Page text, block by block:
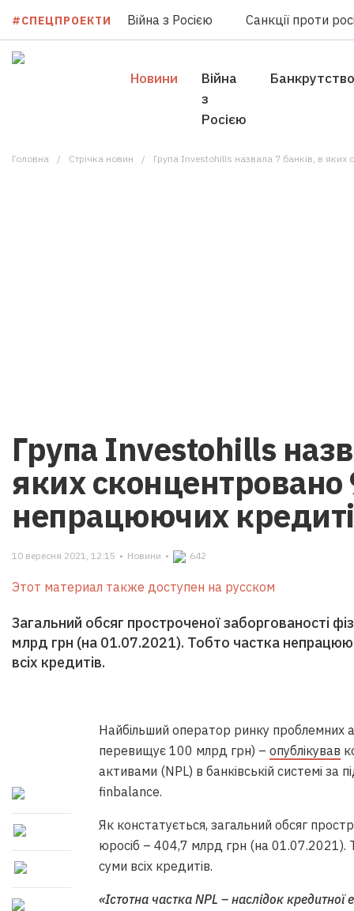
#СПЕЦПРОЕКТИ Війна з Росією Санкції проти
Новини
Війна
з
Росією
Банкрутство
Головна Стрічка новин Група Investohills назвала 7 банків, в
Група Investohills
яких сконцентровано
непрацюючих
10 вересня 2021, 12:15 • Новини • 642
Этот материал также доступен на русском
Загальний обсяг простроченої заборгованості
млрд грн (на 01.07.2021). Тобто частка
всіх кредитів.
Найбільший оператор ринку проблемних
перевищує 100 млрд грн) – опублікував
активами (NPL) в банківській системі за
finbalance.
Як констатується, загальний обсяг
юросіб – 404,7 млрд грн (на 01.07.2021).
суми всіх кредитів.
«Істотна частка NPL – наслідок